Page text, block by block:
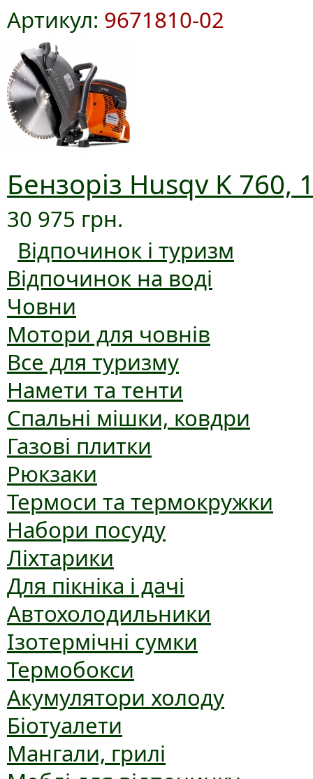
Артикул: 9671810-02
Бензоріз Husqv K 760,
30 975 грн.
Відпочинок і туризм
Відпочинок на воді
Човни
Мотори для човнів
Все для туризму
Намети та тенти
Спальні мішки, ковдри
Газові плитки
Рюкзаки
Термоси та термокружки
Набори посуду
Ліхтарики
Для пікніка і дачі
Автохолодильники
Ізотермічні сумки
Термобокси
Акумулятори холоду
Біотуалети
Мангали, грилі